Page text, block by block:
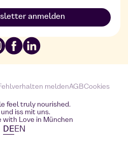
anmelden
meldenAGBCookies
feel truly nourished.
iss mit uns.
with Love in München
DEEN